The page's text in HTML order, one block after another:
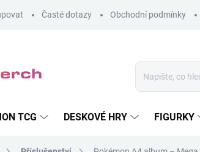
Časté dotazy Obchodní podmínky
TCG DESKOVÉ HRY FIGURKY